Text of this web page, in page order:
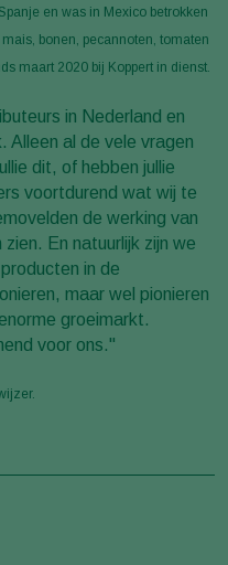
en was in Mexico betrokken
bonen, pecannoten, tomaten
maart 2020 bij Koppert in dienst.
in Nederland en
Alleen al de vele vragen
dit, of hebben jullie
voortdurend wat wij te
de werking van
En natuurlijk zijn we
in de
maar wel pionieren
groeimarkt.
voor ons."